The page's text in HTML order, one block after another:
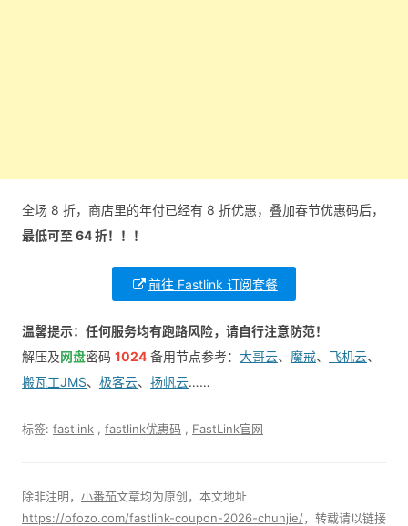
全场 8 折，商店里的年付已经有 8 折优惠，叠加春节优惠码后，
最低可至 64 折！！！
前往 Fastlink 订阅套餐
温馨提示：任何服务均有跑路风险，请自行注意防范！
解压及网盘密码 1024 备用节点参考： 大哥云、 魔戒、 飞机云、
搬瓦工JMS、 极客云、 扬帆云……
标签: fastlink fastlink优惠码 FastLink官网
除非注明， 小番茄文章均为原创，本文地址
https://ofozo.com/fastlink-coupon-2026-chunjie/，转载请以链接